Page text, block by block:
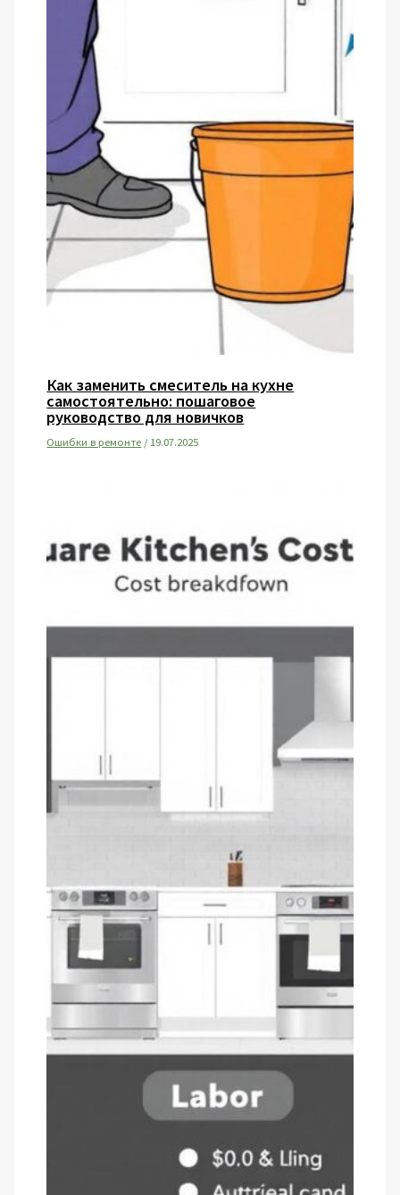
Как заменить смеситель на кухне
самостоятельно: пошаговое
руководство для новичков
Ошибки в ремонте /19.07.2025